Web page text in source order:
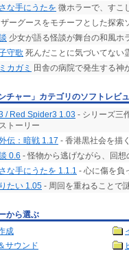
な手にうたを 微ホラーで、すこ
ーグースをモチーフとした探索
少女が語る怪談が舞台の和風ホ
守歌 死んだことに気づいてない
カガミ 田舎の病院で発生する神
チャー」カテゴリのソフトレビ
/ Red Spider3 1.03 - シリーズ三
トーリー
伝：暗戦 1.17 - 香港黒社会を描
0.6 - 怪物から逃げながら、回
な手にうたを 1.1.1 - 心に傷を負
たい 1.05 - 周回を重ねることで
から選ぶ
成
サウンド